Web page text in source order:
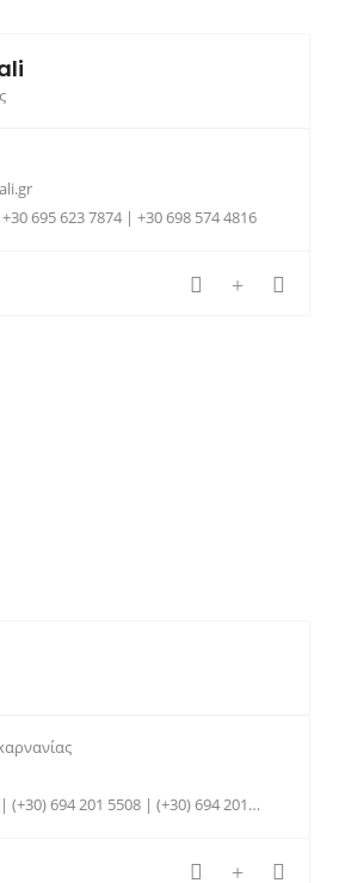
695 623 7874 | +30 698 574 4816
694 201 5508 | (+30) 694 201 5510